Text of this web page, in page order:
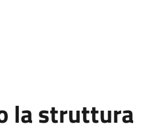
la struttura